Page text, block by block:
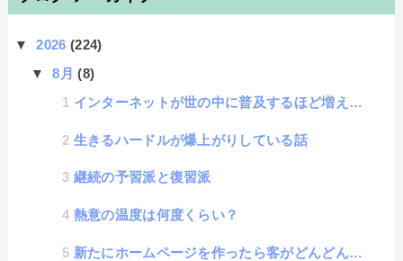
▼2026(224)
▼8月(8)
インターネットが世の中に普及するほど増える情報弱者の話
生きるハードルが爆上がりしている話
継続の予習派と復習派
熱意の温度は何度くらい？
新たにホームページを作ったら客がどんどん来ると思ってしまう心理効果に名称があった